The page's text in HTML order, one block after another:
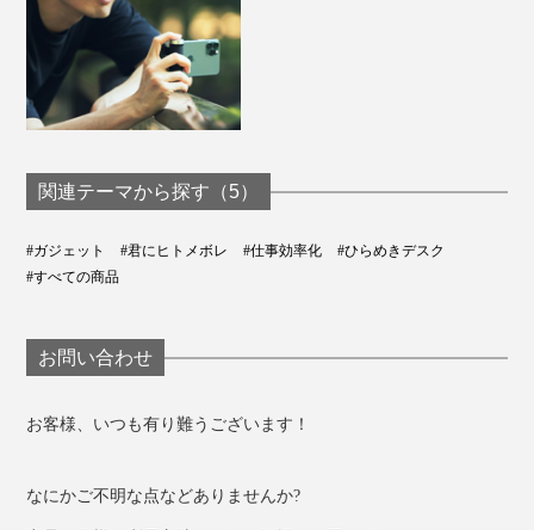
ファッション感覚で楽しく持ち歩けるカラフルケーブ
ル。あなたのiPhone充電に、もっとワクワクを！
関連テーマから探す（5）
#ガジェット #君にヒトメボレ #仕事効率化
#ひらめきデスク
#すべての商品
お問い合わせ
お客様、いつも有り難うございます！
なにかご不明な点などありませんか?